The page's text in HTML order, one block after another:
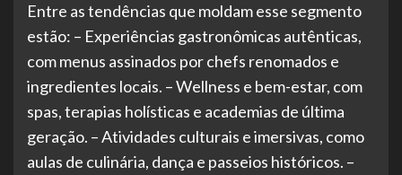
Entre as tendências que moldam esse segmento
estão: – Experiências gastronômicas autênticas,
com menus assinados por chefs renomados e
ingredientes locais. – Wellness e bem-estar, com
spas, terapias holísticas e academias de última
geração. – Atividades culturais e imersivas, como
aulas de culinária, dança e passeios históricos. –